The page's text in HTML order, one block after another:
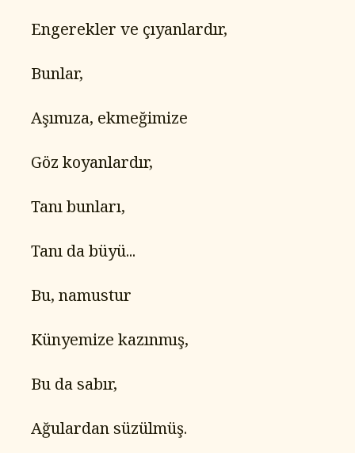
   Engerekler ve çıyanlardır,
   Bunlar,
   Aşımıza, ekmeğimize
   Göz koyanlardır,
   Tanı bunları,
   Tanı da büyü...
   Bu, namustur
   Künyemize kazınmış,
   Bu da sabır,
   Ağulardan süzülmüş.